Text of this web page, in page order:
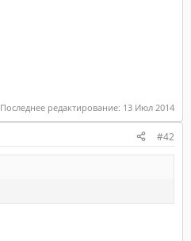
Последнее редактирование: 13 Июл 2014
#42